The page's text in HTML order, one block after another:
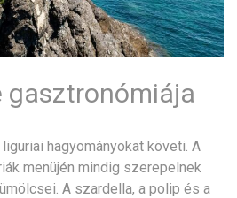
gasztronómiája
hagyományokat követi. A
menüjén mindig szerepelnek
A szardella, a polip és a